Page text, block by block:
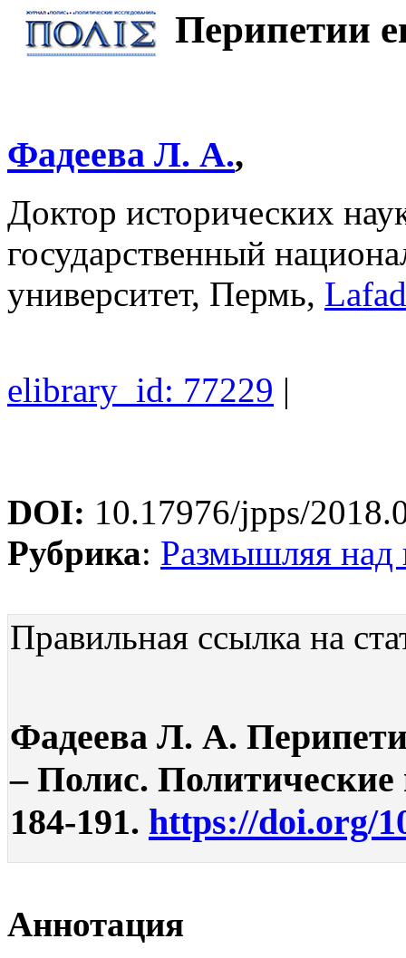
Перипетии
Фадеева Л. А.,
Доктор исторических
государственный
университет, Пермь,
elibrary_id: 77229 |
DOI: 10.17976/jpps/
Рубрика: Размышляя
Правильная ссылка на
Фадеева Л. А.
– Полис.
184-191. https://doi.org/
Аннотация